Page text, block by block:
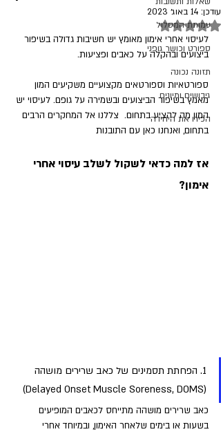
עמותת המסלול
ספורט וכושר גופני
תזונה נכונה
גיבושים ומיונים
הכירו את היחידה
עודכן: 14 באוג׳ 2023
דירוג של NaN מתוך 5 כוכבים
לעיסוי אחרי אימון מאומץ יש חשיבות גדולה בשיפור
ביצועים ובהקלה על כאבים ופציעות.
ספורטאיות וספורטאים מקצועיים משקיעים המון
מאמץ בשיפור הביצועים ובשמירה על גופם. לעיסוי יש
המון מה להציע בתחום.  צללנו אל המחקרים הרבים
בתחום, ואנחנו כאן עם התובנות
אז למה כדאי לשקול לשלב עיסוי אחרי
אימון?
1. הפחתת תסמינים של כאב שרירים מושהה
(Delayed Onset Muscle Soreness, DOMS)
כאב שרירים מושהה מתייחס לכאבים המופיעים
בשעות או בימים שלאחר האימון, ובמיוחד אחרי